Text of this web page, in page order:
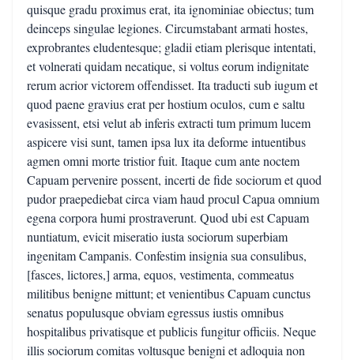
quisque gradu proximus erat, ita ignominiae obiectus; tum
deinceps singulae legiones. Circumstabant armati hostes,
exprobrantes eludentesque; gladii etiam plerisque intentati,
et volnerati quidam necatique, si voltus eorum indignitate
rerum acrior victorem offendisset. Ita traducti sub iugum et
quod paene gravius erat per hostium oculos, cum e saltu
evasissent, etsi velut ab inferis extracti tum primum lucem
aspicere visi sunt, tamen ipsa lux ita deforme intuentibus
agmen omni morte tristior fuit. Itaque cum ante noctem
Capuam pervenire possent, incerti de fide sociorum et quod
pudor praepediebat circa viam haud procul Capua omnium
egena corpora humi prostraverunt. Quod ubi est Capuam
nuntiatum, evicit miseratio iusta sociorum superbiam
ingenitam Campanis. Confestim insignia sua consulibus,
[fasces, lictores,] arma, equos, vestimenta, commeatus
militibus benigne mittunt; et venientibus Capuam cunctus
senatus populusque obviam egressus iustis omnibus
hospitalibus privatisque et publicis fungitur officiis. Neque
illis sociorum comitas voltusque benigni et adloquia non